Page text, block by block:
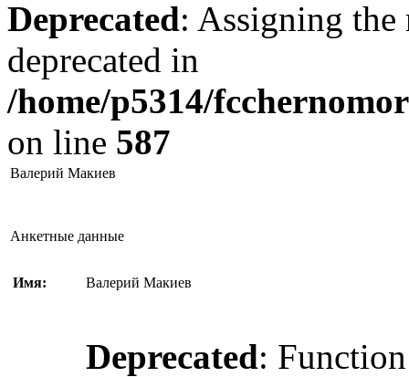
Deprecated: Assigning the
deprecated in
/home/p5314/
on line 587
Валерий Макиев
Анкетные данные
Имя: Валерий Макиев
Deprecated: